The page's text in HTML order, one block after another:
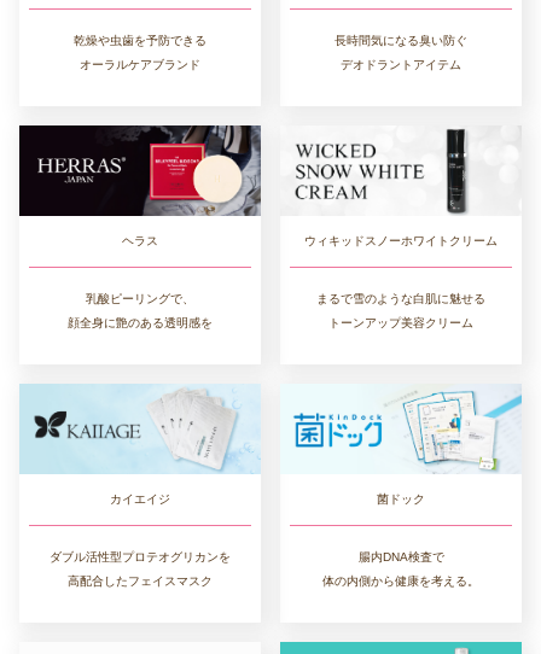
乾燥や虫歯を予防できる
オーラルケアブランド
長時間気になる臭い防ぐ
デオドラントアイテム
ヘラス
乳酸ピーリングで、
顔全身に艶のある透明感を
ウィキッドスノーホワイトクリーム
まるで雪のような白肌に魅せる
トーンアップ美容クリーム
カイエイジ
ダブル活性型プロテオグリカンを
高配合したフェイスマスク
菌ドック
腸内DNA検査で
体の内側から健康を考える。